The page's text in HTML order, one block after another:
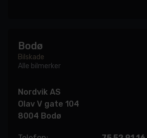
Bodø
Bilskade
Alle bilmerker
Nordvik AS
Olav V gate 104
8004 Bodø